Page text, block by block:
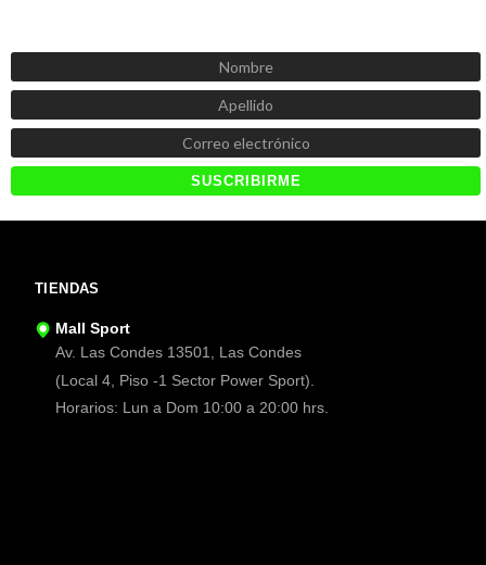
TIENDAS
Mall Sport
Av. Las Condes 13501, Las Condes
(Local 4, Piso -1 Sector Power Sport).
Horarios: Lun a Dom 10:00 a 20:00 hrs.